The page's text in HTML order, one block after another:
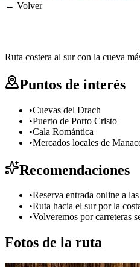
← Volver
Ruta costera al sur con la cueva
Puntos de interés
•Cuevas del Drach
•Puerto de Porto Cristo
•Cala Romántica
•Mercados locales de
Recomendaciones
•Reserva entrada online a
•Ruta hacia el sur por la
•Volveremos por carreteras
Fotos de la ruta